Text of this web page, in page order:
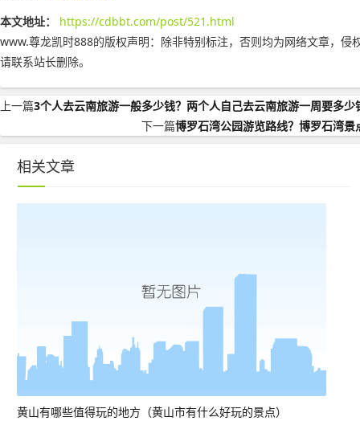
本文地址：
https://cdbbt.com/post/521.html
www.尊龙凯时888的版权声明： 除非特别标注，否则均为网络文章，侵
请联系站长删除。
上一篇3个人去云南旅游一般多少钱？两个人自己去云南旅游一周要多少
下一篇博罗石湾公园游览路线？博罗石湾景
相关文章
黄山有哪些值得玩的地方（黄山市有什么好玩的景点）